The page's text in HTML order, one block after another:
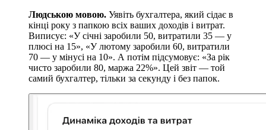
Людською мовою. Уявіть бухгалтера, який сідає в
кінці року з папкою всіх ваших доходів і витрат.
Виписує: «У січні заробили 50, витратили 35 — у
плюсі на 15», «У лютому заробили 60, витратили
70 — у мінусі на 10». А потім підсумовує: «За рік
чисто заробили 80, маржа 22%». Цей звіт — той
самий бухгалтер, тільки за секунду і без папок.